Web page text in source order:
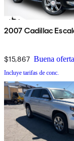
2007 Cadillac
$15,867 Buena oferta
Incluye tarifas de conc.